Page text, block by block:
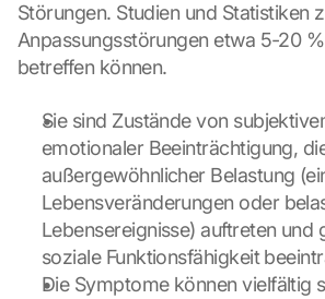
Störungen. Studien und Statistiken
Anpassungsstörungen etwa 5-20
betreffen können.
Sie sind Zustände von
emotionaler Beeinträchtigung,
außergewöhnlicher Belastung
Lebensveränderungen oder
Lebensereignisse) auftreten und
soziale Funktionsfähigkeit
Die Symptome können vielfältig
a
d
e
n
e
r
G
o
g
l
e